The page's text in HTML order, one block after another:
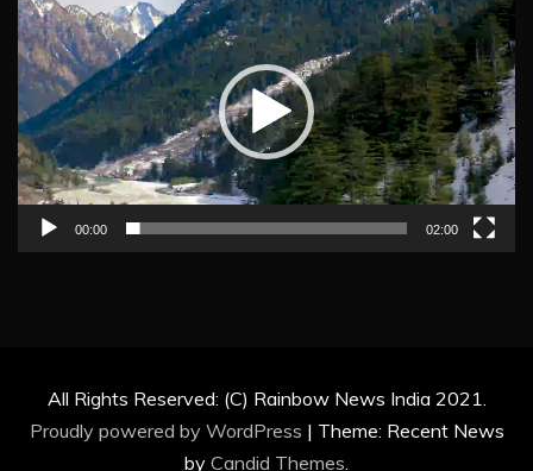
Player
00:00 02:00
All Rights Reserved: (C) Rainbow News India 2021.
Proudly powered by WordPress | Theme: Recent News
by Candid Themes